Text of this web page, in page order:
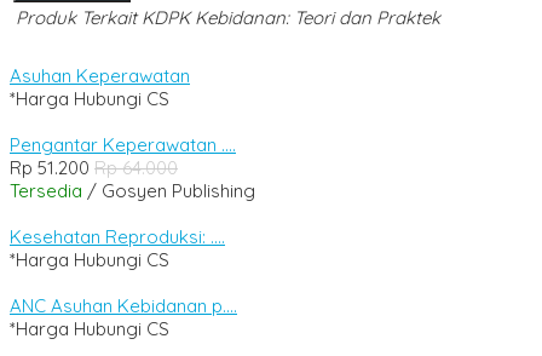
Produk Terkait KDPK Kebidanan: Teori dan Praktek
Asuhan Keperawatan
*Harga Hubungi CS
Pengantar Keperawatan ....
Rp 51.200 Rp 64.000
Tersedia / Gosyen Publishing
Kesehatan Reproduksi: ....
*Harga Hubungi CS
ANC Asuhan Kebidanan p....
*Harga Hubungi CS